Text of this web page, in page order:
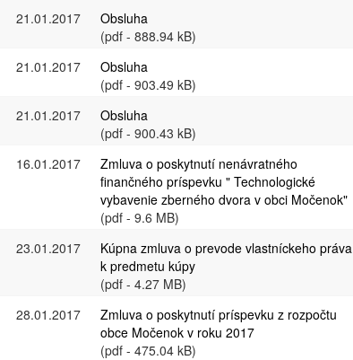
21.01.2017
Obsluha
(pdf - 888.94 kB)
21.01.2017
Obsluha
(pdf - 903.49 kB)
21.01.2017
Obsluha
(pdf - 900.43 kB)
16.01.2017
Zmluva o poskytnutí nenávratného
finančného príspevku " Technologické
vybavenie zberného dvora v obci Močenok"
(pdf - 9.6 MB)
23.01.2017
Kúpna zmluva o prevode vlastníckeho práva
k predmetu kúpy
(pdf - 4.27 MB)
28.01.2017
Zmluva o poskytnutí príspevku z rozpočtu
obce Močenok v roku 2017
(pdf - 475.04 kB)